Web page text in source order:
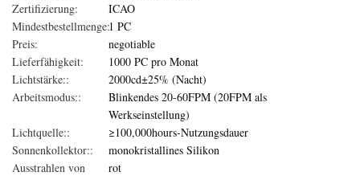
Zertifizierung:
ICAO
Mindestbestellmenge:1 PC
Preis:
negotiable
Lieferfähigkeit:
1000 PC pro Monat
Lichtstärke::
2000cd±25% (Nacht)
Arbeitsmodus::
Blinkendes 20-60FPM (20FPM als
Werkseinstellung)
Lichtquelle::
≥100,000hours-Nutzungsdauer
Sonnenkollektor::
monokristallines Silikon
Ausstrahlen von
rot